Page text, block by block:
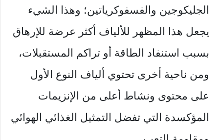
الجليكوجين والفسفوكرياتين؛ وهذا الشيء
يجعل هذا المظهر للألياف أكثر عرضة للإرهاق
بسبب استنفاد الطاقة أو تراكم المستقبلات،
ومن ناحية أخرى تحتوي ألياف النوع الأول
على محتوى ونشاط أعلى من الإنزيمات
المؤكسدة التي تفضل التمثيل الغذائي الهوائي